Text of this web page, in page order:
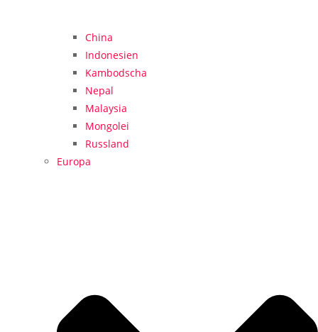
China
Indonesien
Kambodscha
Nepal
Malaysia
Mongolei
Russland
Europa